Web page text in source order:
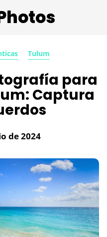
Tulum
para
Captura
de 2024